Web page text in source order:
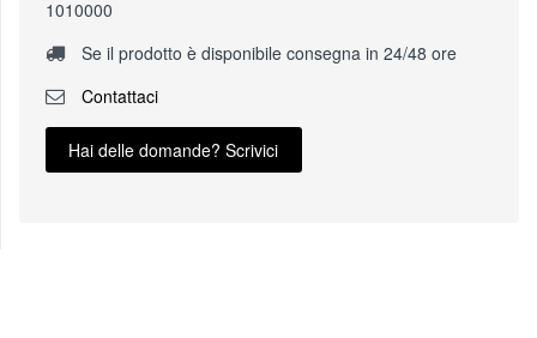
1010000
Se il prodotto è disponibile consegna in 24/48 ore
Contattaci
Hai delle domande? Scrivici